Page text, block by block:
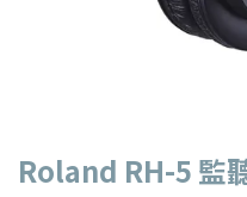
Roland RH-5 監